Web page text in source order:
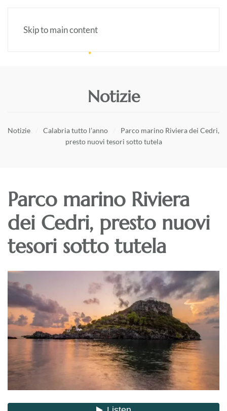
Skip to main content
Notizie
Notizie Calabria tutto l’anno
Parco marino Riviera dei Cedri,
presto nuovi tesori sotto tutela
Parco marino Riviera
dei Cedri, presto nuovi
tesori sotto tutela